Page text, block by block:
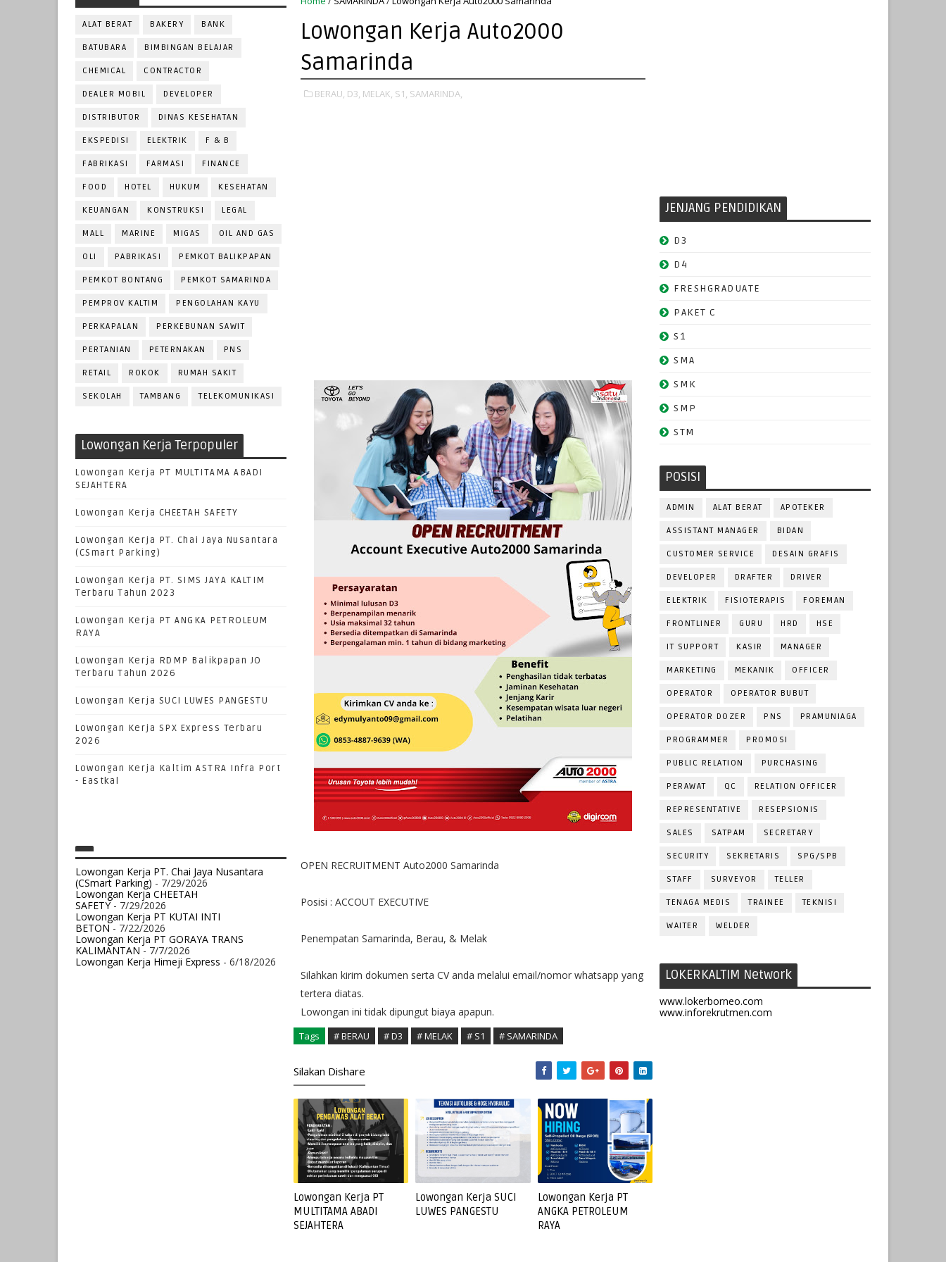
ALAT BERAT BAKERY BANK
BATUBARA BIMBINGAN BELAJAR
CHEMICAL CONTRACTOR
DEALER MOBIL DEVELOPER
DISTRIBUTOR DINAS KESEHATAN
EKSPEDISI ELEKTRIK F & B
FABRIKASI FARMASI FINANCE
FOOD HOTEL HUKUM KESEHATAN
KEUANGAN KONSTRUKSI LEGAL
MALL MARINE MIGAS OIL AND GAS
OLI PABRIKASI PEMKOT BALIKPAPAN
PEMKOT BONTANG PEMKOT SAMARINDA
PEMPROV KALTIM PENGOLAHAN KAYU
PERKAPALAN PERKEBUNAN SAWIT
PERTANIAN PETERNAKAN PNS
RETAIL ROKOK RUMAH SAKIT
SEKOLAH TAMBANG TELEKOMUNIKASI
Lowongan Kerja Terpopuler
Lowongan Kerja PT MULTITAMA ABADI
SEJAHTERA
Lowongan Kerja CHEETAH SAFETY
Lowongan Kerja PT. Chai Jaya Nusantara
(CSmart Parking)
Lowongan Kerja PT. SIMS JAYA KALTIM
Terbaru Tahun 2023
Lowongan Kerja PT ANGKA PETROLEUM
RAYA
Lowongan Kerja RDMP Balikpapan JO
Terbaru Tahun 2026
Lowongan Kerja SUCI LUWES PANGESTU
Lowongan Kerja SPX Express Terbaru
2026
Lowongan Kerja Kaltim ASTRA Infra Port
- Eastkal
Lowongan Kerja PT. Chai Jaya Nusantara
(CSmart Parking) - 7/29/2026
Lowongan Kerja CHEETAH
SAFETY- 7/29/2026
Lowongan Kerja PT KUTAI INTI
BETON- 7/22/2026
Lowongan Kerja PT GORAYA TRANS
KALIMANTAN- 7/7/2026
Lowongan Kerja Himeji Express - 6/18/2026
Lowongan Kerja Auto2000
Samarinda
BERAU, D3, MELAK, S1, SAMARINDA,
OPEN RECRUITMENT Auto2000 Samarinda
Posisi : ACCOUT EXECUTIVE
Penempatan Samarinda, Berau, & Melak
Silahkan kirim dokumen serta CV anda melalui email/nomor whatsapp yang
tertera diatas.
Lowongan ini tidak dipungut biaya apapun.
Tags # BERAU # D3 # MELAK # S1 # SAMARINDA
Silakan Dishare
Lowongan Kerja PT
MULTITAMA ABADI
SEJAHTERA
Lowongan Kerja SUCI
LUWES PANGESTU
Lowongan Kerja PT
ANGKA PETROLEUM
RAYA
JENJANG PENDIDIKAN
D3
D4
FRESHGRADUATE
PAKET C
S1
SMA
SMK
SMP
STM
POSISI
ADMIN ALAT BERAT APOTEKER
ASSISTANT MANAGER BIDAN
CUSTOMER SERVICE DESAIN GRAFIS
DEVELOPER DRAFTER DRIVER
ELEKTRIK FISIOTERAPIS FOREMAN
FRONTLINER GURU HRD HSE
IT SUPPORT KASIR MANAGER
MARKETING MEKANIK OFFICER
OPERATOR OPERATOR BUBUT
OPERATOR DOZER PNS PRAMUNIAGA
PROGRAMMER PROMOSI
PUBLIC RELATION PURCHASING
PERAWAT QC RELATION OFFICER
REPRESENTATIVE RESEPSIONIS
SALES SATPAM SECRETARY
SECURITY SEKRETARIS SPG/SPB
STAFF SURVEYOR TELLER
TENAGA MEDIS TRAINEE TEKNISI
WAITER WELDER
LOKERKALTIM Network
www.lokerborneo.com
www.inforekrutmen.com